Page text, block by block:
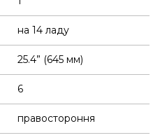
на 14 ладу
25.4” (645 мм)
6
правостороння